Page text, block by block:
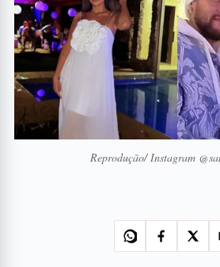
Reprodução/ Instagram